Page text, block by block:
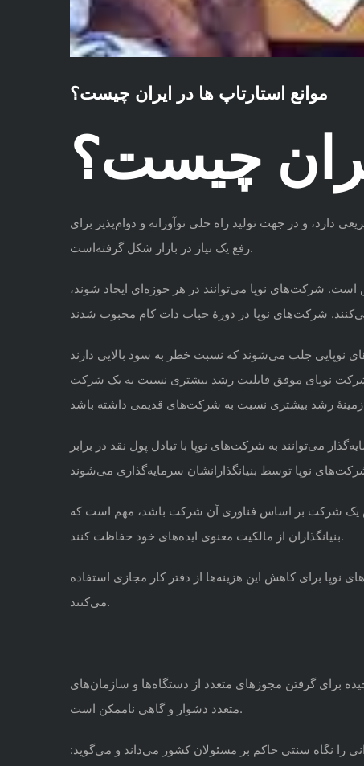
موانع استارتاپ ها در ایران چیست؟
چیست؟
و در جهت تولید راه حلی نوآورانه و دوام‌پذیر برای
رفع یک نیاز در بازار شکل گرفته‌است.
شرکت‌های نوپا می‌توانند در هر حوزه‌ای ایجاد شوند،
نوپایی جلب می‌شوند که نسبت خطر به سود بالایی دارند
یک شرکت نوپای موفق قابلیت رشد بیشتری نسبت به یک شرکت
می‌توانند به شرکت‌های نوپا با تبادل پول نقد در برابر
نوپا توسط بنیانگذارانشان
یک شرکت بر اساس فناوری آن شرکت باشد، مهم است که
بنیانگذاران از مالکیت معنوی ایده‌های خود حفاظت کنند.
برای کاهش این هزینه‌ها از دفتر کار مجازی استفاده
می‌کنند.
گرفتن مجوزهای متعدد از دستگاه‌ها و سازمان‌های
متعدد دشوار و گاهی ناممکن است.
را نگاه سنتی حاکم بر مسئولان کشور می‌داند و می‌گوید: